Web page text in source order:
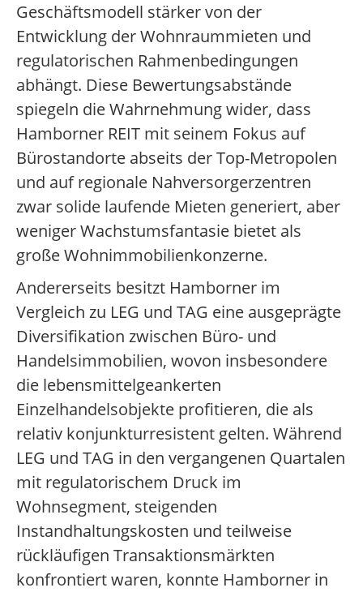
Geschäftsmodell stärker von der
Entwicklung der Wohnraummieten und
regulatorischen Rahmenbedingungen
abhängt. Diese Bewertungsabstände
spiegeln die Wahrnehmung wider, dass
Hamborner REIT mit seinem Fokus auf
Bürostandorte abseits der Top-Metropolen
und auf regionale Nahversorgerzentren
zwar solide laufende Mieten generiert, aber
weniger Wachstumsfantasie bietet als
große Wohnimmobilienkonzerne.
Andererseits besitzt Hamborner im
Vergleich zu LEG und TAG eine ausgeprägte
Diversifikation zwischen Büro- und
Handelsimmobilien, wovon insbesondere
die lebensmittelgeankerten
Einzelhandelsobjekte profitieren, die als
relativ konjunkturresistent gelten. Während
LEG und TAG in den vergangenen Quartalen
mit regulatorischem Druck im
Wohnsegment, steigenden
Instandhaltungskosten und teilweise
rückläufigen Transaktionsmärkten
konfrontiert waren, konnte Hamborner in